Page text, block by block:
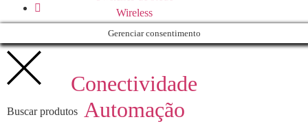
Wireless
Conectividade
Automação
Gerenciar consentimento
Buscar produtos